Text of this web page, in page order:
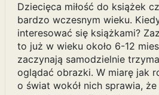
Dziecięca miłość do książek
bardzo wczesnym wieku.
interesować się książkami?
to już w wieku około 6-12
zaczynają samodzielnie
oglądać obrazki. W miarę jak
o świat wokół nich sprawia,